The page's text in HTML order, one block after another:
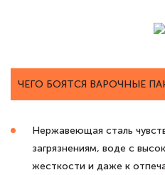
ЧЕГО БОЯТСЯ ВАРОЧНЫЕ
Нержавеющая сталь
загрязнениям, воде с
жесткости и даже к